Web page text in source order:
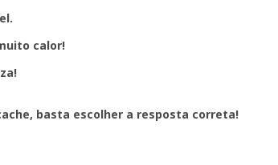
calor!
basta escolher a resposta correta!